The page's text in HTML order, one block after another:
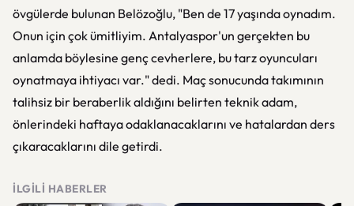
övgülerde bulunan Belözoğlu, "Ben de 17 yaşında oynadım.
Onun için çok ümitliyim. Antalyaspor'un gerçekten bu
anlamda böylesine genç cevherlere, bu tarz oyuncuları
oynatmaya ihtiyacı var." dedi. Maç sonucunda takımının
talihsiz bir beraberlik aldığını belirten teknik adam,
önlerindeki haftaya odaklanacaklarını ve hatalardan ders
çıkaracaklarını dile getirdi.
İLGILI HABERLER